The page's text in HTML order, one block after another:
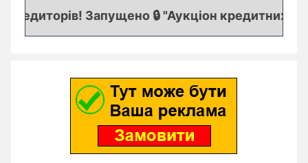
Запущено 🔒 "Аукціон кредитних